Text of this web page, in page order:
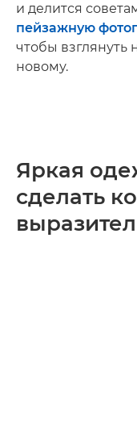
и делится
пейзажную
чтобы взглянуть
новому.
Яркая
сделать